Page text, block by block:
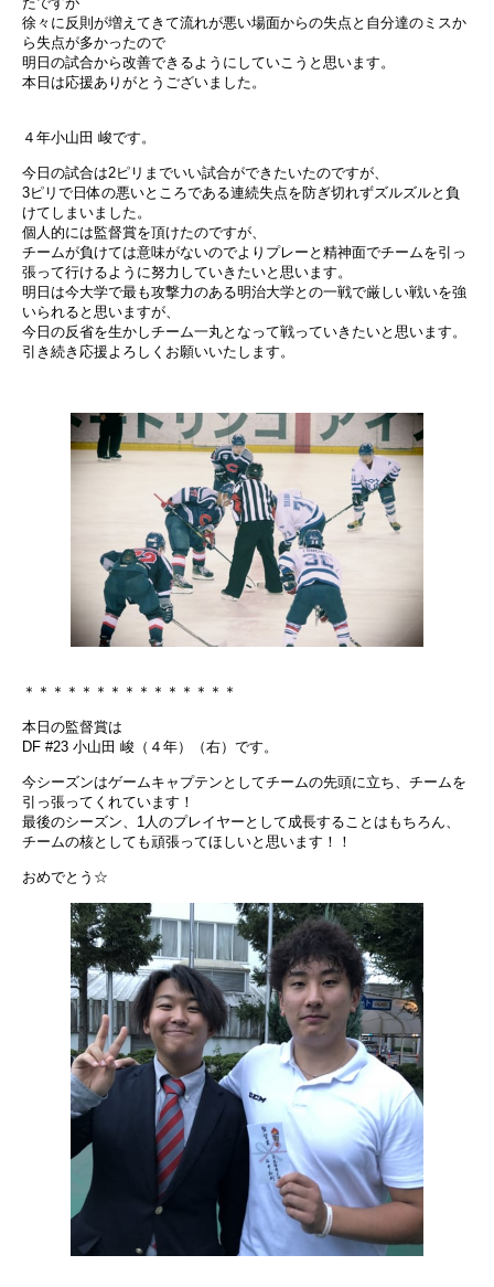
徐々に反則が増えてきて流れが悪い場面からの失点と自分達のミスか
ら失点が多かったので
明日の試合から改善できるようにしていこうと思います。
本日は応援ありがとうございました。
４年小山田 峻です。
今日の試合は2ピリまでいい試合ができたいたのですが、
3ピリで日体の悪いところである連続失点を防ぎ切れずズルズルと負
けてしまいました。
個人的には監督賞を頂けたのですが、
チームが負けては意味がないのでよりプレーと精神面でチームを引っ
張って行けるように努力していきたいと思います。
明日は今大学で最も攻撃力のある明治大学との一戦で厳しい戦いを強
いられると思いますが、
今日の反省を生かしチーム一丸となって戦っていきたいと思います。
引き続き応援よろしくお願いいたします。
＊＊＊＊＊＊＊＊＊＊＊＊＊＊＊
本日の監督賞は
DF #23 小山田 峻（４年）（右）です。
今シーズンはゲームキャプテンとしてチームの先頭に立ち、チームを
引っ張ってくれています！
最後のシーズン、1人のプレイヤーとして成長することはもちろん、
チームの核としても頑張ってほしいと思います！！
おめでとう☆